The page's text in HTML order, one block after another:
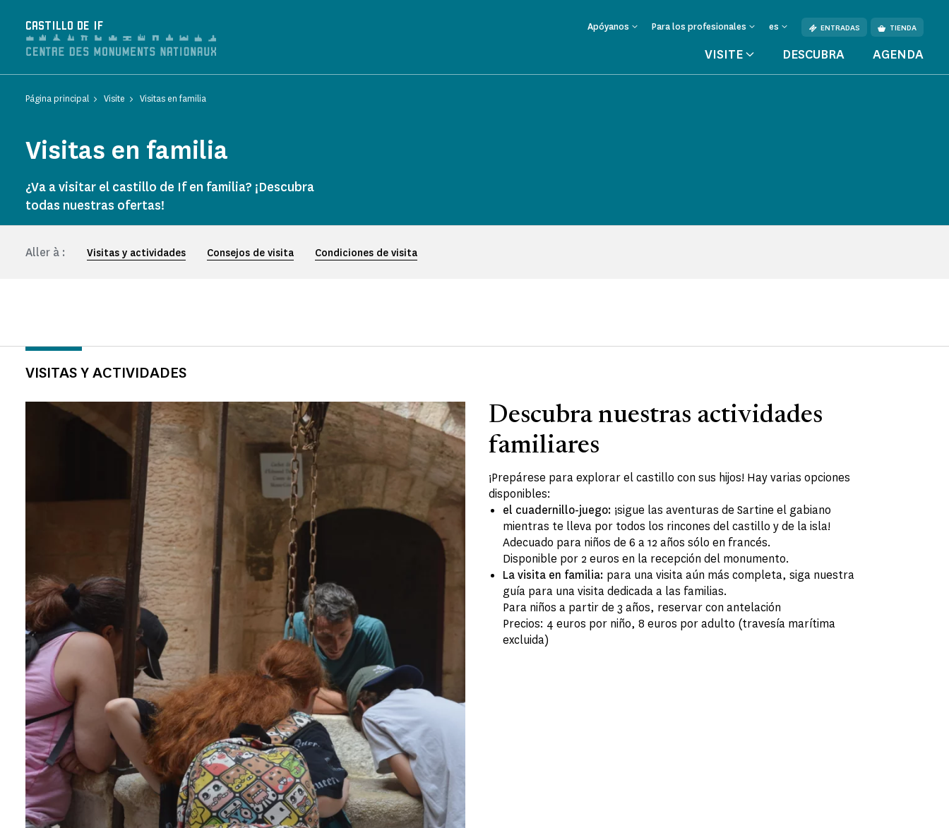
CASTILLO DE IF Apóyanos Para los profesionales es ENTRADAS TIENDA
VISITE DESCUBRA AGENDA
Página principal Visite Visitas en familia
Visitas en familia
¿Va a visitar el castillo de If en familia? ¡Descubra
todas nuestras ofertas!
Aller à : Visitas y actividades Consejos de visita Condiciones de visita
VISITAS Y ACTIVIDADES
Descubra nuestras actividades
familiares
¡Prepárese para explorar el castillo con sus hijos! Hay varias opciones
disponibles:
el cuadernillo-juego: ¡sigue las aventuras de Sartine el gabiano
mientras te lleva por todos los rincones del castillo y de la isla!
Adecuado para niños de 6 a 12 años sólo en francés.
Disponible por 2 euros en la recepción del monumento.
La visita en familia: para una visita aún más completa, siga nuestra
guía para una visita dedicada a las familias.
Para niños a partir de 3 años, reservar con antelación
Precios: 4 euros por niño, 8 euros por adulto (travesía marítima
excluida)